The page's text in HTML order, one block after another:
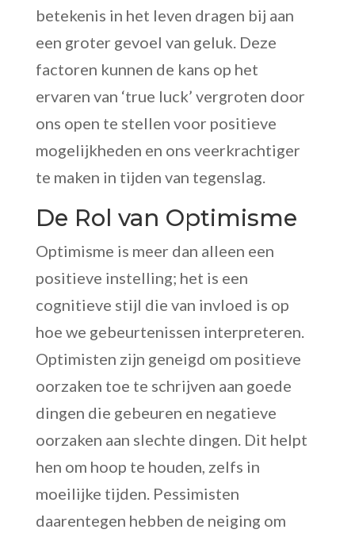
betekenis in het leven dragen bij aan
een groter gevoel van geluk. Deze
factoren kunnen de kans op het
ervaren van ‘true luck’ vergroten door
ons open te stellen voor positieve
mogelijkheden en ons veerkrachtiger
te maken in tijden van tegenslag.
De Rol van Optimisme
Optimisme is meer dan alleen een
positieve instelling; het is een
cognitieve stijl die van invloed is op
hoe we gebeurtenissen interpreteren.
Optimisten zijn geneigd om positieve
oorzaken toe te schrijven aan goede
dingen die gebeuren en negatieve
oorzaken aan slechte dingen. Dit helpt
hen om hoop te houden, zelfs in
moeilijke tijden. Pessimisten
daarentegen hebben de neiging om